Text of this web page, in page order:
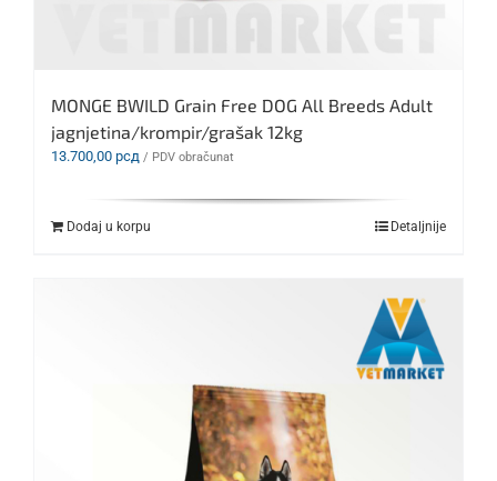
MONGE BWILD Grain Free DOG All Breeds Adult
jagnjetina/krompir/grašak 12kg
13.700,00 рсд / PDV obračunat
Dodaj u korpu Detaljnije